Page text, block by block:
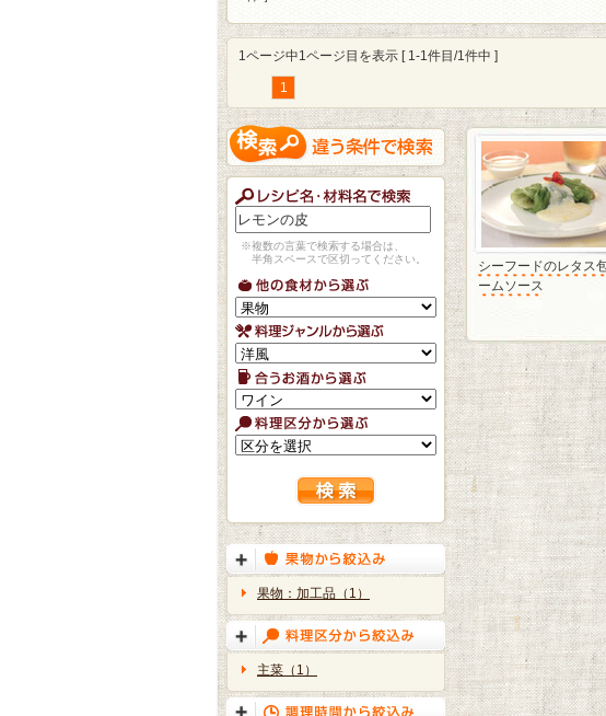
1ページ中1ページ目を表示 [ 1-1件目/1件中 ]
1
※複数の言葉で検索する場合は、
半角スペースで区切ってください。
果物：加工品（1）
主菜（1）
シーフードのレタス
ームソース